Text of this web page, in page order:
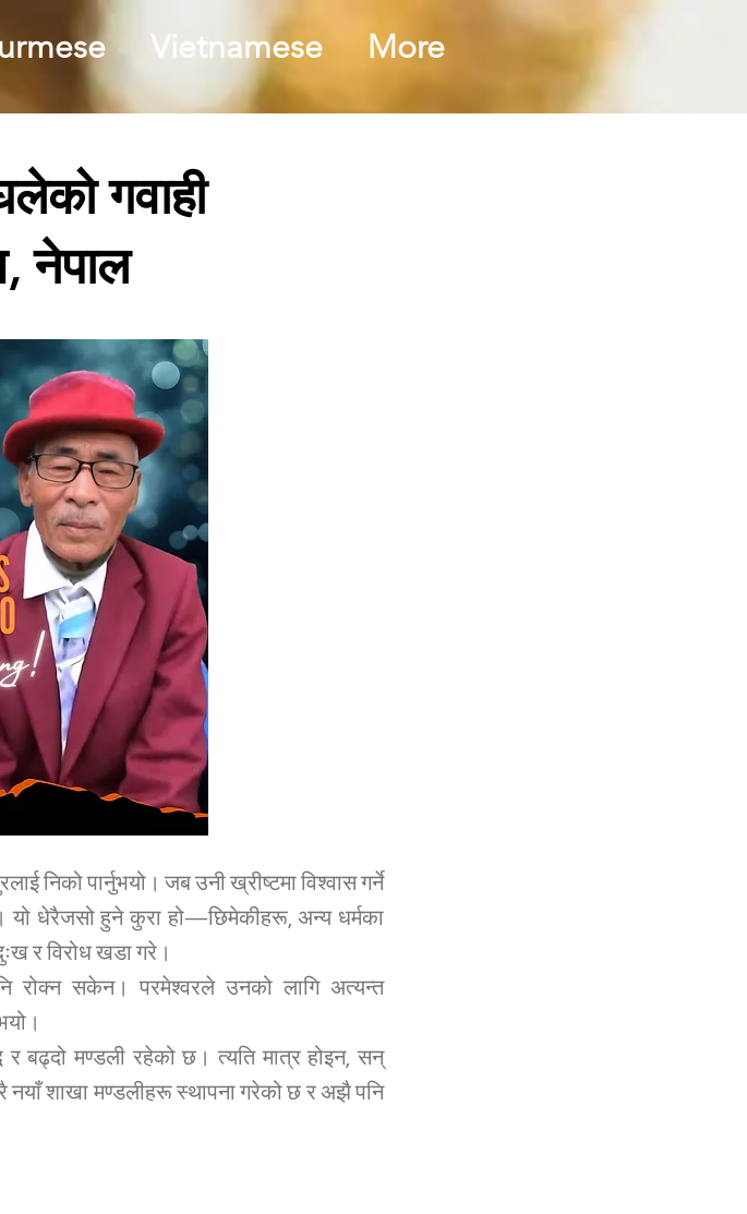
Vietnamese More
गवाही
नेपाल
निको पार्नुभयो। जब उनी ख्रीष्टमा विश्वास गर्ने
यो धेरैजसो हुने कुरा हो—छिमेकीहरू, अन्य धर्मका
र विरोध खडा गरे।
रोक्न सकेन। परमेश्वरले उनको लागि अत्यन्त
बढ्दो मण्डली रहेको छ। त्यति मात्र होइन, सन्
नयाँ शाखा मण्डलीहरू स्थापना गरेको छ र अझै पनि